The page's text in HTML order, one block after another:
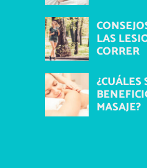
LAS
CORRER
¿CUÁLES
MASAJE?